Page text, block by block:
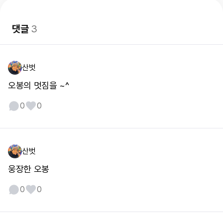
댓글3
산벗
오봉의 멋짐을 ~^
0 0
산벗
웅장한 오봉
0 0